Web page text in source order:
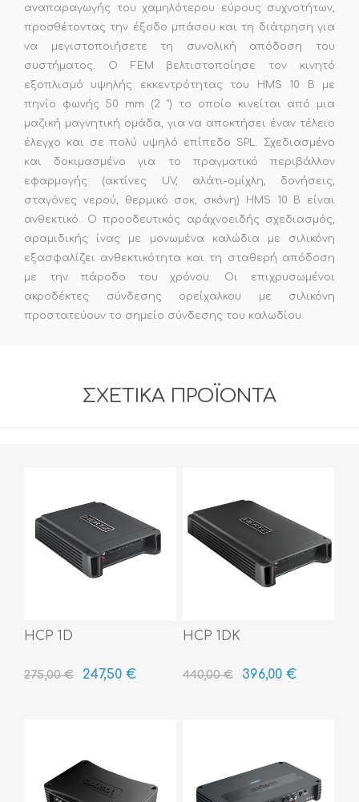
αναπαραγωγής του χαμηλότερου εύρους συχνοτήτων,
προσθέτοντας την έξοδο μπάσου και τη διάτρηση για
να μεγιστοποιήσετε τη συνολική απόδοση του
συστήματος. Ο FEM βελτιστοποίησε τον κινητό
εξοπλισμό υψηλής εκκεντρότητας του HMS 10 B με
πηνίο φωνής 50 mm (2 ") το οποίο κινείται από μια
μαζική μαγνητική ομάδα, για να αποκτήσει έναν τέλειο
έλεγχο και σε πολύ υψηλό επίπεδο SPL. Σχεδιασμένο
και δοκιμασμένο για το πραγματικό περιβάλλον
εφαρμογής (ακτίνες UV, αλάτι-ομίχλη, δονήσεις,
σταγόνες νερού, θερμικό σοκ, σκόνη) HMS 10 B είναι
ανθεκτικό. Ο προοδευτικός αράχνοειδής σχεδιασμός,
αραμιδικής ίνας με μονωμένα καλώδια με σιλικόνη
εξασφαλίζει ανθεκτικότητα και τη σταθερή απόδοση
με την πάροδο του χρόνου. Οι επιχρυσωμένοι
ακροδέκτες σύνδεσης ορείχαλκου με σιλικόνη
προστατεύουν το σημείο σύνδεσης του καλωδίου.
ΣΧΕΤΙΚΆ ΠΡΟΪΌΝΤΑ
HCP 1D
275,00 € 247,50 €
HCP 1DK
440,00 € 396,00 €